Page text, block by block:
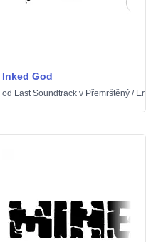
Inked God
od Last Soundtrack v Přemrštěný /